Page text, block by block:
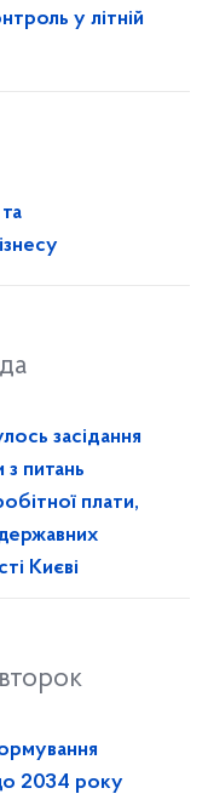
у літній
засідання
питань
плати,
праці в місті Києві
2034 року